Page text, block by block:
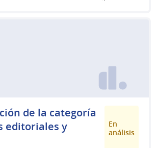
de la categoría
editoriales y
En
análisis